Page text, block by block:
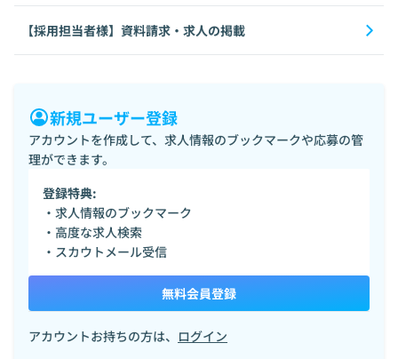
【採用担当者様】資料請求・求人の掲載
新規ユーザー登録
アカウントを作成して、求人情報のブックマークや応募の管
理ができます。
登録特典:
・求人情報のブックマーク
・高度な求人検索
・スカウトメール受信
無料会員登録
アカウントお持ちの方は、 ログイン